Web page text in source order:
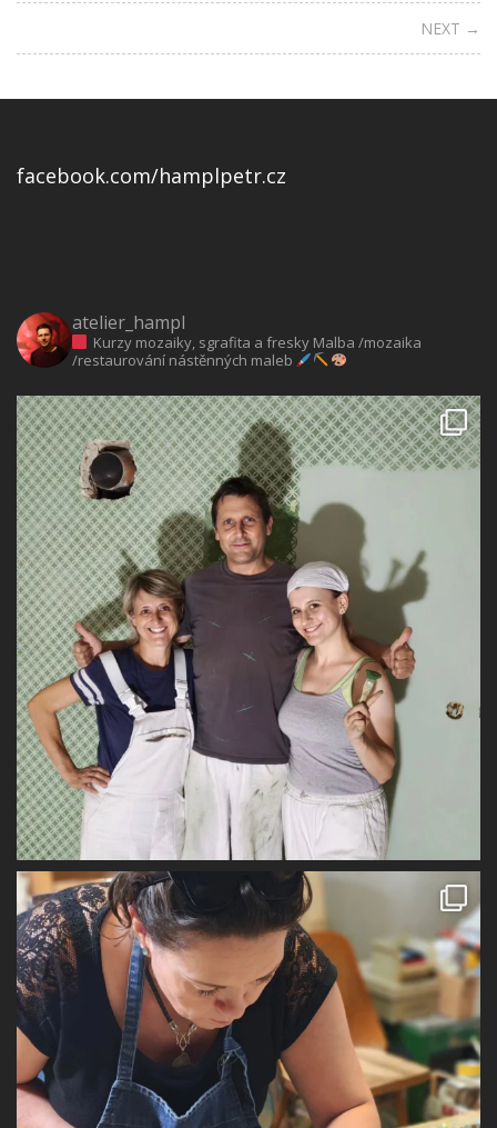
NEXT →
facebook.com/hamplpetr.cz
atelier_hampl
Kurzy mozaiky, sgrafita a fresky Malba /mozaika
/restaurování nástěnných maleb